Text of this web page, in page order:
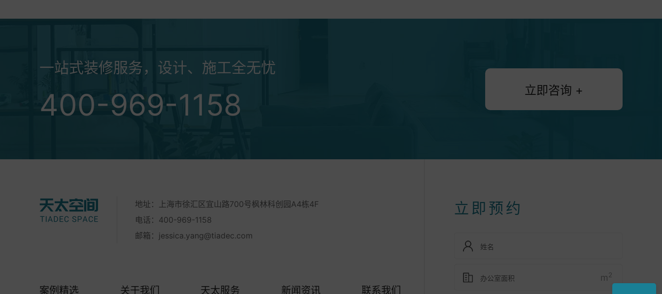
一站式装修服务，设计、施工全无忧
400-969-1158 立即咨询 +
地址：上海市徐汇区宜山路700号枫林科创园A4栋4F
电话：400-969-1158
邮箱： jessica.yang@tiadec.com
案例精选 关于我们 天太服务 新闻资讯 联系我们
立即预约
m2